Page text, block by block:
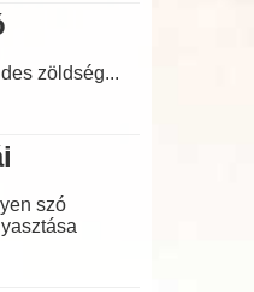
zöldség...
szó